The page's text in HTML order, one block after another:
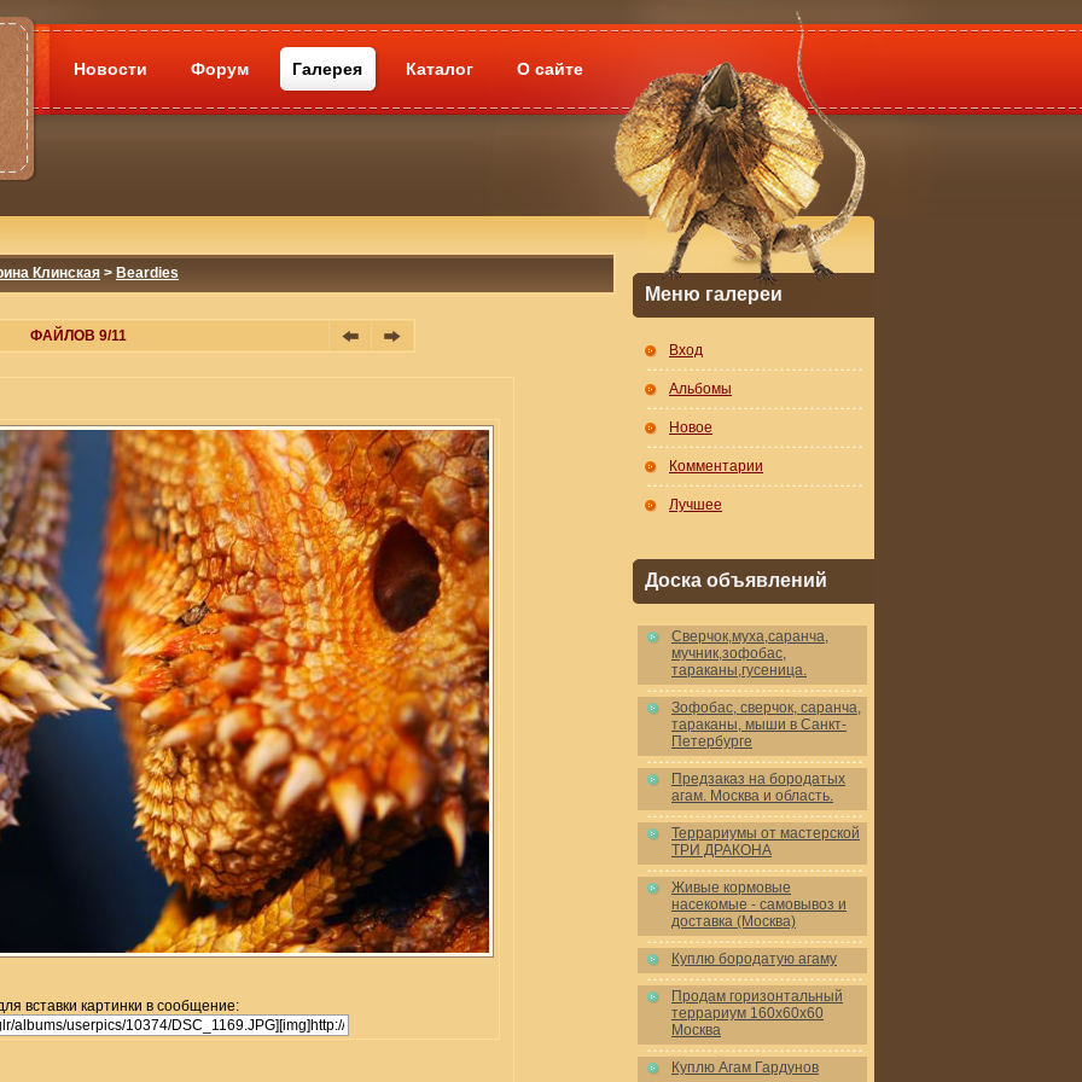
Новости Форум Галерея Каталог О сайте
Клинская > Beardies
ФАЙЛОВ 9/11
вставки картинки в сообщение:
Меню галереи
Вход
Альбомы
Новое
Комментарии
Лучшее
Доска объявлений
Cверчок,муха,саранча,
мучник,зофобас,
тараканы,гусеница.
Зофобас, сверчок, саранча,
тараканы, мыши в Санкт-
Петербурге
Предзаказ на бородатых
агам. Москва и область.
Террариумы от мастерской
ТРИ ДРАКОНА
Живые кормовые
насекомые - самовывоз и
доставка (Москва)
Куплю бородатую агаму
Продам горизонтальный
террариум 160x60x60
Москва
Куплю Агам Гардунов